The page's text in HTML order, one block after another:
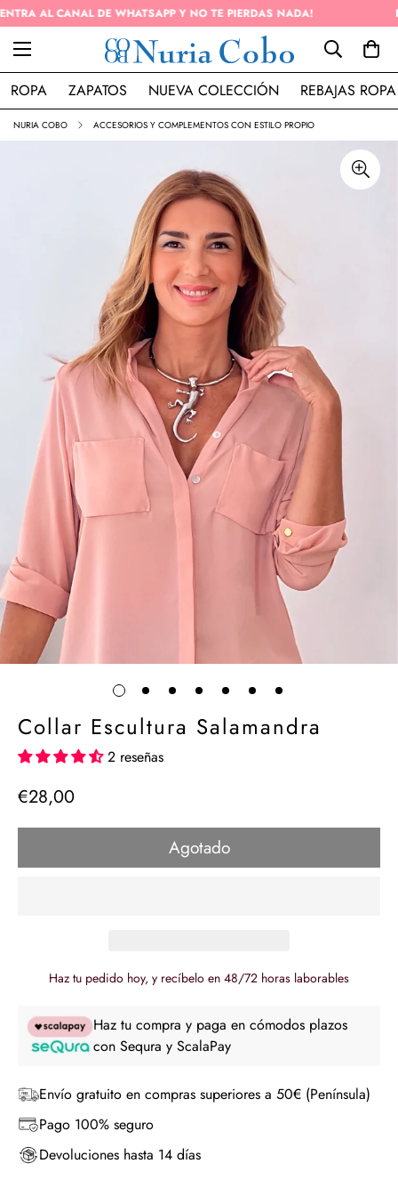
ENVÍO GRATIS EN PEDIDOS SUPERIOR A 50€ (PENÍNSULA)
ROPA ZAPATOS NUEVA COLECCIÓN REBAJAS ROPA
NURIA COBO ACCESORIOS Y COMPLEMENTOS CON ESTILO PROPIO
Collar Escultura Salamandra
2 reseñas
Precio
€28,00
Agotado
Haz tu pedido hoy, y recíbelo en 48/72 horas laborables
Haz tu compra y paga en cómodos plazos
con Sequra y ScalaPay
Envío gratuito en compras superiores a 50€ (Península)
Pago 100% seguro
Devoluciones hasta 14 días